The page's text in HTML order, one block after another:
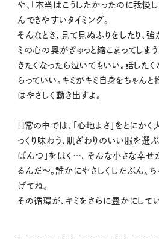
や、「本当はこうしたかったのに我慢
んできやすいタイミング。
そんなとき、見て見ぬふりをしたり、強
ミの心の奥がぎゅっと縮こまってしま
きたくなったら泣いてもいい。話した
らっていい。キミがキミ自身をちゃんと
はやさしく動き出すよ。
日常の中では、「心地よさ」をとにか
っくり味わう、肌ざわりのいい服を選
ぱんつ」をはく…. そんな小さな幸せ
るんだ〜。誰かにやさしくしたぶん、
げてね。
その循環が、キミをさらに豊かにしてい